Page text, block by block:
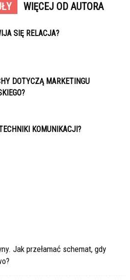
WIĘCEJ OD AUTORA
SIĘ RELACJA?
DOTYCZĄ MARKETINGU
KOMUNIKACJI?
Jak przełamać schemat, gdy